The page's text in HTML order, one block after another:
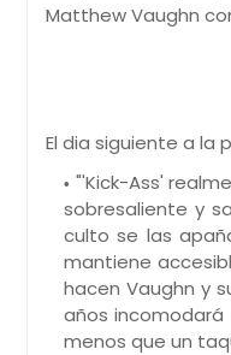
Matthew Vaughn
El dia siguiente a la
"'Kick-Ass'
sobresaliente y
culto se las
mantiene
hacen Vaughn y
años
menos que un